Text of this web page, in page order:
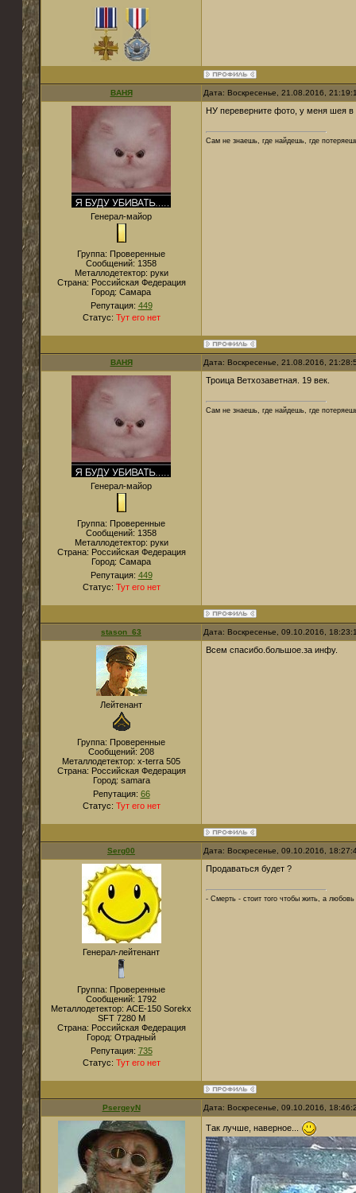
ВАНЯ Дата: Воскресенье, 21.08.2016,
Генерал-майор
Группа: Проверенные
Сообщений: 1358
Металлодетектор: руки
Страна: Российская Федерация
Город: Самара
Репутация: 449
Статус: Тут его нет
НУ переверните фото, у меня шея
Сам не знаешь, где найдешь, где
ВАНЯ Дата: Воскресенье, 21.08.2016,
Генерал-майор
Группа: Проверенные
Сообщений: 1358
Металлодетектор: руки
Страна: Российская Федерация
Город: Самара
Репутация: 449
Статус: Тут его нет
Троица Ветхозаветная. 19 век.
Сам не знаешь, где найдешь, где
stason_63 Дата: Воскресенье, 09.10.2016,
Лейтенант
Группа: Проверенные
Сообщений: 208
Металлодетектор: x-terra 505
Страна: Российская Федерация
Город: samara
Репутация: 66
Статус: Тут его нет
Всем спасибо.большое.за инфу.
Serg00 Дата: Воскресенье, 09.10.2016,
Генерал-лейтенант
Группа: Проверенные
Сообщений: 1792
Металлодетектор: ACE-150 Sorekx
SFT 7280 M
Страна: Российская Федерация
Город: Отрадный
Репутация: 735
Статус: Тут его нет
Продаваться будет ?
- Смерть - стоит того чтобы жить, а любовь
PsergeyN Дата: Воскресенье, 09.10.2016,
Так лучше, наверное...